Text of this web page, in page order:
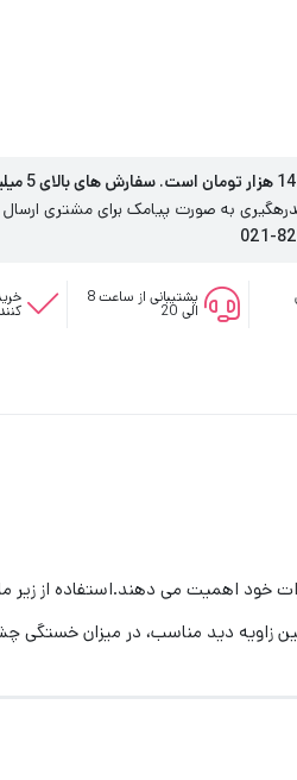
به صورت پیامک برای مشتری ارسال
پشتیبانی از ساعت 8
الی 20
ستون فقرات خود اهمیت می
زاویه دید مناسب، در میزان خستگی